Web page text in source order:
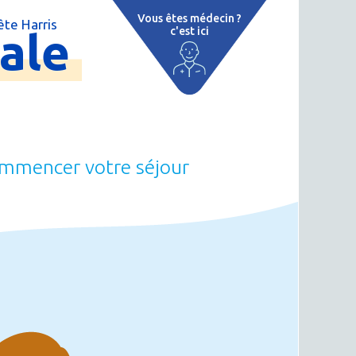
thermale
Harris
Vous êtes médecin ?
c'est ici
votre séjour